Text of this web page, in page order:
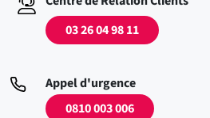
03 26 04 98 11
Appel d'urgence
0810 003 006